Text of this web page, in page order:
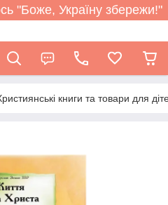
"Боже, Україну збережи!"
книги та товари для